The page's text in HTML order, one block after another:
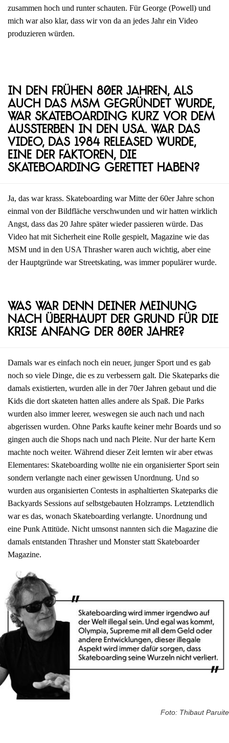
zusammen hoch und runter schauten. Für George (Powell) und
mich war also klar, dass wir von da an jedes Jahr ein Video
produzieren würden.
In den frühen 80er Jahren, als
auch das MSM gegründet wurde,
war Skateboarding kurz vor dem
Aussterben in den USA. War das
Video, das 1984 released wurde,
eine der Faktoren, die
Skateboarding gerettet haben?
Ja, das war krass. Skateboarding war Mitte der 60er Jahre schon
einmal von der Bildfläche verschwunden und wir hatten wirklich
Angst, dass das 20 Jahre später wieder passieren würde. Das
Video hat mit Sicherheit eine Rolle gespielt, Magazine wie das
MSM und in den USA Thrasher waren auch wichtig, aber eine
der Hauptgründe war Streetskating, was immer populärer wurde.
Was war denn deiner Meinung
nach überhaupt der Grund für die
Krise Anfang der 80er Jahre?
Damals war es einfach noch ein neuer, junger Sport und es gab
noch so viele Dinge, die es zu verbessern galt. Die Skateparks die
damals existierten, wurden alle in der 70er Jahren gebaut und die
Kids die dort skateten hatten alles andere als Spaß. Die Parks
wurden also immer leerer, weswegen sie auch nach und nach
abgerissen wurden. Ohne Parks kaufte keiner mehr Boards und so
gingen auch die Shops nach und nach Pleite. Nur der harte Kern
machte noch weiter. Während dieser Zeit lernten wir aber etwas
Elementares: Skateboarding wollte nie ein organisierter Sport sein
sondern verlangte nach einer gewissen Unordnung. Und so
wurden aus organisierten Contests in asphaltierten Skateparks die
Backyards Sessions auf selbstgebauten Holzramps. Letztendlich
war es das, wonach Skateboarding verlangte. Unordnung und
eine Punk Attitüde. Nicht umsonst nannten sich die Magazine die
damals entstanden Thrasher und Monster statt Skateboarder
Magazine.
Foto: Thibaut Paruite